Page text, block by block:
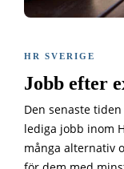
HR SVERIGE
Jobb efter
Den senaste
lediga jobb inom
många alternativ